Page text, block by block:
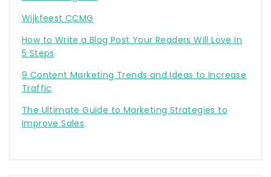
Wijkfeest CCMG
How to Write a Blog Post Your Readers Will Love in
5 Steps
9 Content Marketing Trends and Ideas to Increase
Traffic
The Ultimate Guide to Marketing Strategies to
Improve Sales